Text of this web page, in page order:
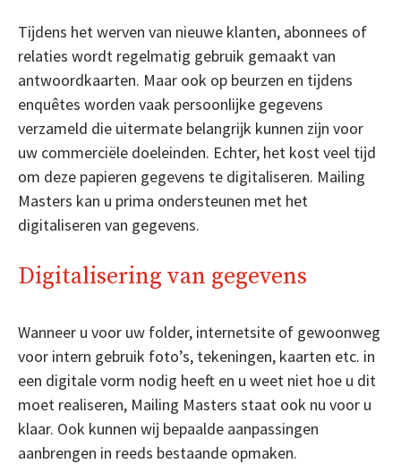
Tijdens het werven van nieuwe klanten, abonnees of
relaties wordt regelmatig gebruik gemaakt van
antwoordkaarten. Maar ook op beurzen en tijdens
enquêtes worden vaak persoonlijke gegevens
verzameld die uitermate belangrijk kunnen zijn voor
uw commerciële doeleinden. Echter, het kost veel tijd
om deze papieren gegevens te digitaliseren. Mailing
Masters kan u prima ondersteunen met het
digitaliseren van gegevens.
Digitalisering van gegevens
Wanneer u voor uw folder, internetsite of gewoonweg
voor intern gebruik foto’s, tekeningen, kaarten etc. in
een digitale vorm nodig heeft en u weet niet hoe u dit
moet realiseren, Mailing Masters staat ook nu voor u
klaar. Ook kunnen wij bepaalde aanpassingen
aanbrengen in reeds bestaande opmaken.